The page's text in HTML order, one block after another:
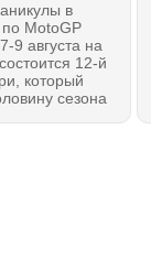
в
MotoGP
9 августа на
12-й
который
сезона
нужно знать,